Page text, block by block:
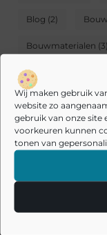
Wij maken gebruik
website zo
gebruik van onze site
voorkeuren kunnen
tonen van
Blog (2)
Bouwmaterialen (3)
Dak gevel en
Decoratie en
Doe-het-zelf
Familie(3)